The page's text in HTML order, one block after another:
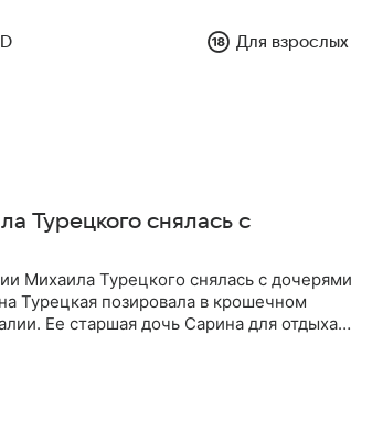
Для взрослых
Турецкого снялась с
Михаила Турецкого снялась с дочерями
Турецкая позировала в крошечном
Ее старшая дочь Сарина для отдыха